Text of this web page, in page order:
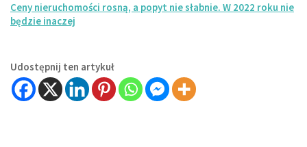
Ceny nieruchomości rosną, a popyt nie słabnie. W 2022 roku nie
będzie inaczej
Udostępnij ten artykuł